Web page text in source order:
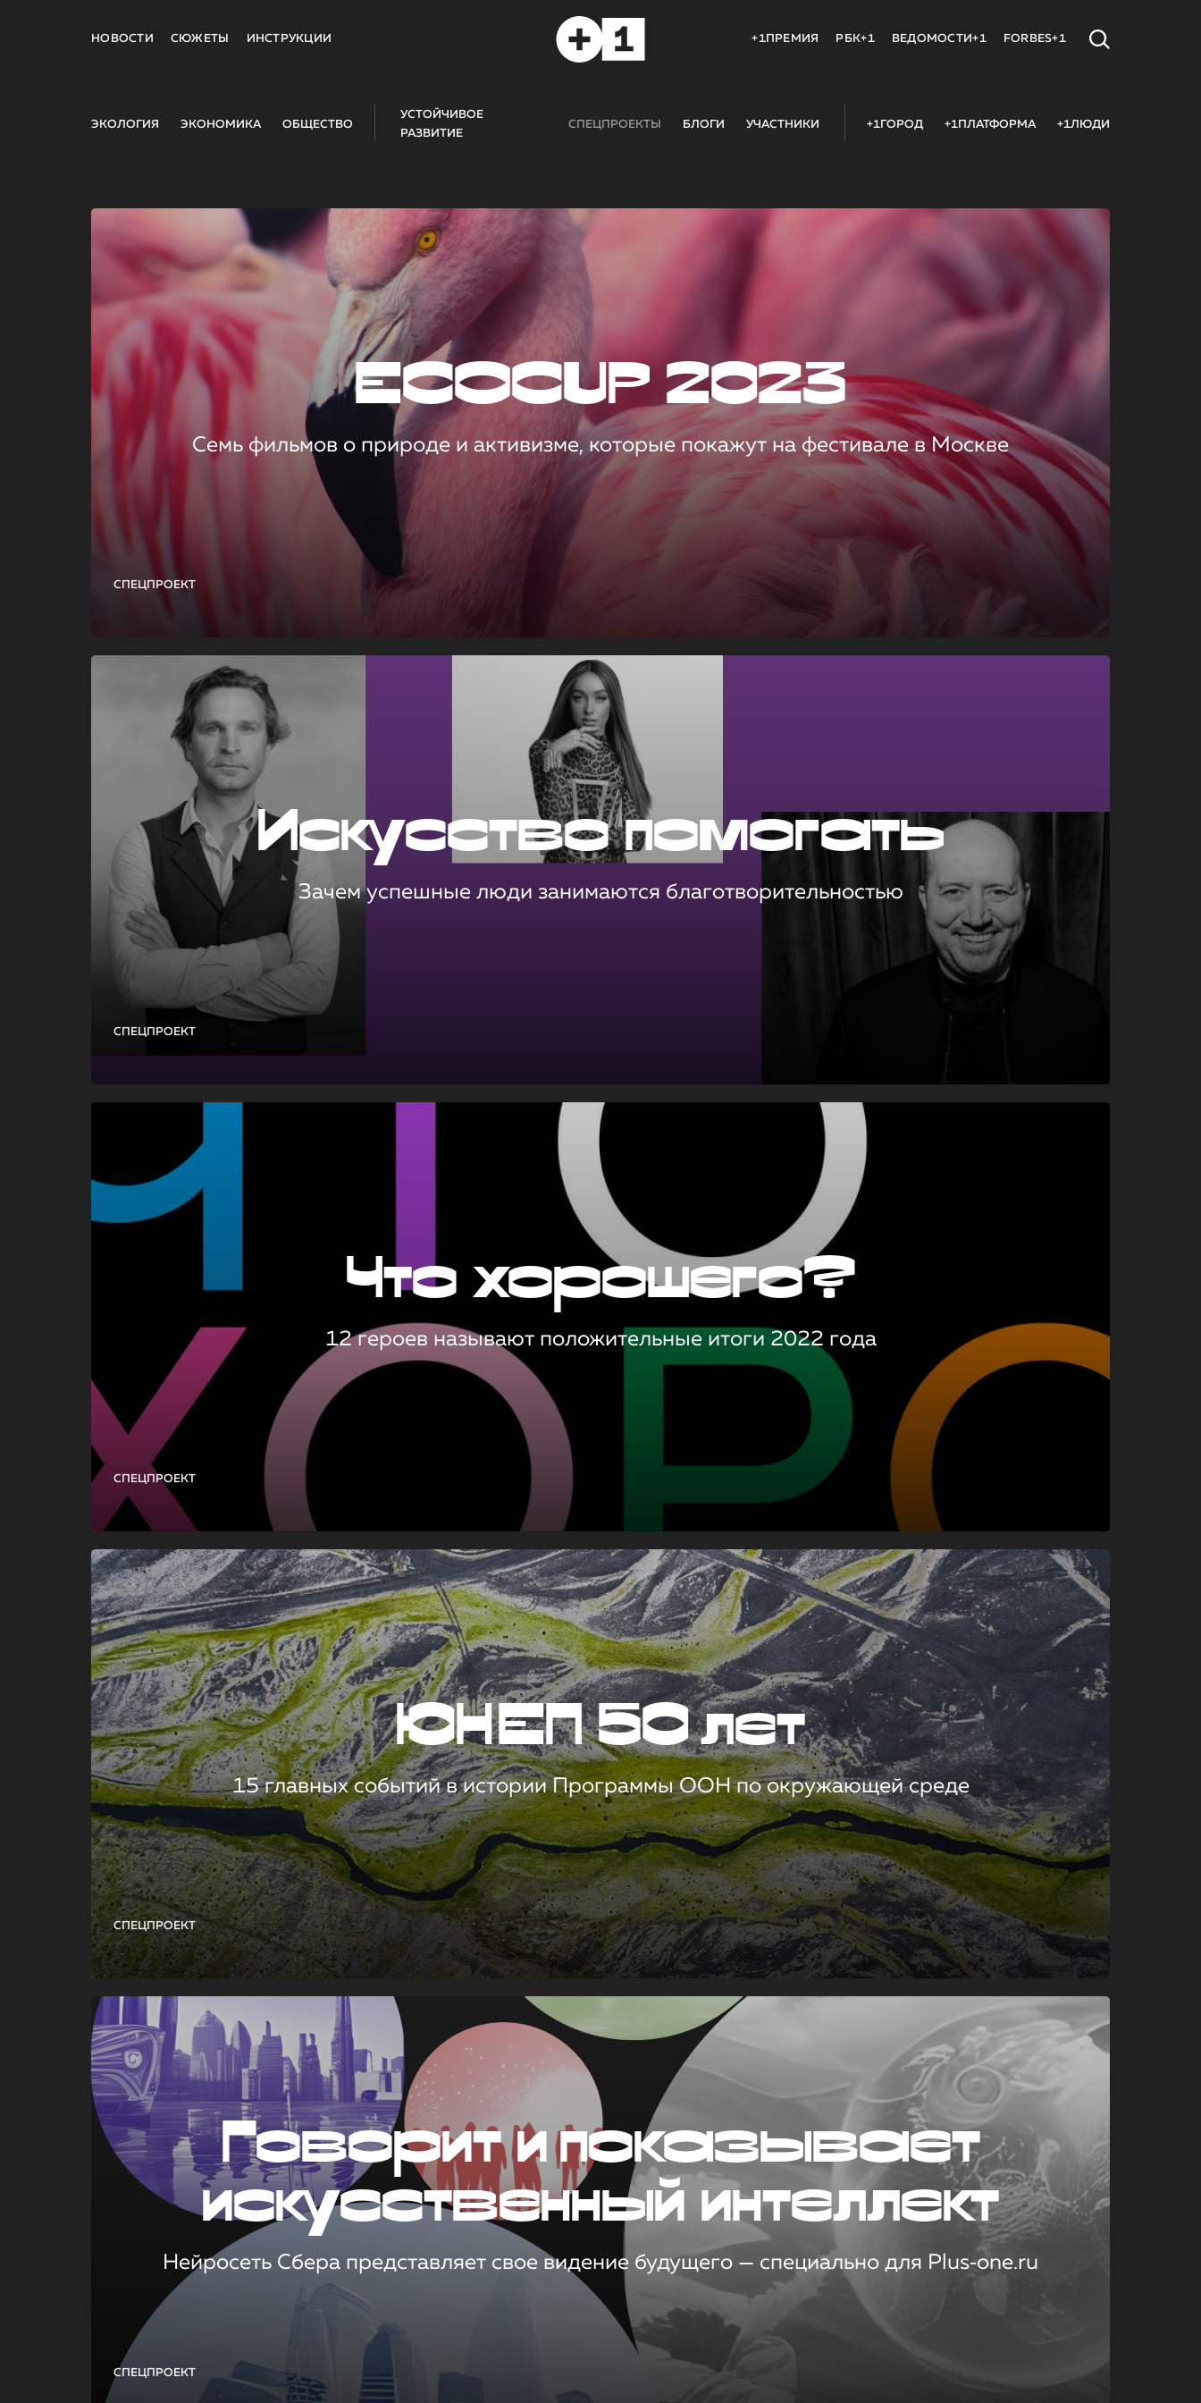
НОВОСТИ СЮЖЕТЫ ИНСТРУКЦИИ +1ПРЕМИЯ РБК+1 ВЕДОМОСТИ+1 FORBES+1
ЭКОЛОГИЯ ЭКОНОМИКА ОБЩЕСТВО
УСТОЙЧИВОЕ
РАЗВИТИЕ
СПЕЦПРОЕКТЫ БЛОГИ УЧАСТНИКИ +1ГОРОД +1ПЛАТФОРМА +1ЛЮДИ
СПЕЦПРОЕКТ
ECOCUP 2023
Семь фильмов о природе и активизме, которые покажут на фестивале в Москве
СПЕЦПРОЕКТ
Искусство помогать
Зачем успешные люди занимаются благотворительностью
СПЕЦПРОЕКТ
Что хорошего?
12 героев называют положительные итоги 2022 года
СПЕЦПРОЕКТ
ЮНЕП 50 лет
15 главных событий в истории Программы ООН по окружающей среде
СПЕЦПРОЕКТ
Говорит и показывает
искусственный интеллект
Нейросеть Сбера представляет свое видение будущего — специально для Plus‑one.ru